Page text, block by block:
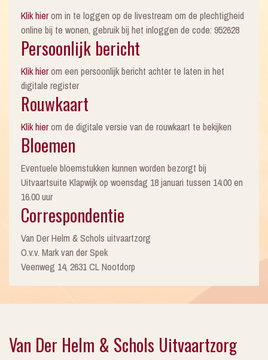
Klik hierom in te loggen op de livestream om de plechtigheid
online bij te wonen, gebruik bij het inloggen de code: 952628
Persoonlijk bericht
Klik hierom een persoonlijk bericht achter te laten in het
digitale register
Rouwkaart
Klik hierom de digitale versie van de rouwkaart te bekijken
Bloemen
Eventuele bloemstukken kunnen worden bezorgt bij
Uitvaartsuite Klapwijk op woensdag 18 januari tussen 14.00 en
16.00 uur
Correspondentie
Van Der Helm & Schols uitvaartzorg
O.v.v. Mark van der Spek
Veenweg 14, 2631 CL Nootdorp
Van Der Helm & Schols Uitvaartzorg